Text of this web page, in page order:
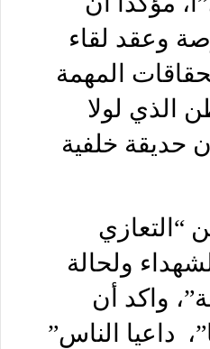
وعقد لقاء
المهمة
الذي لولا
حديقة خلفية
“التعازي
ولحالة
واكد أن
داعيا الناس”